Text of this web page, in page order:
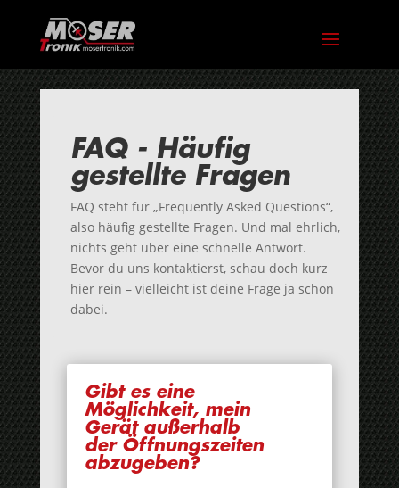
FAQ - Häufig
gestellte Fragen
FAQ steht für „Frequently Asked Questions“,
also häufig gestellte Fragen. Und mal ehrlich,
nichts geht über eine schnelle Antwort.
Bevor du uns kontaktierst, schau doch kurz
hier rein – vielleicht ist deine Frage ja schon
dabei.
Gibt es eine
Möglichkeit, mein
Gerät außerhalb
der Öffnungszeiten
abzugeben?